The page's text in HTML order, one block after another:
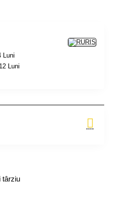
Luni
12 Luni
târziu